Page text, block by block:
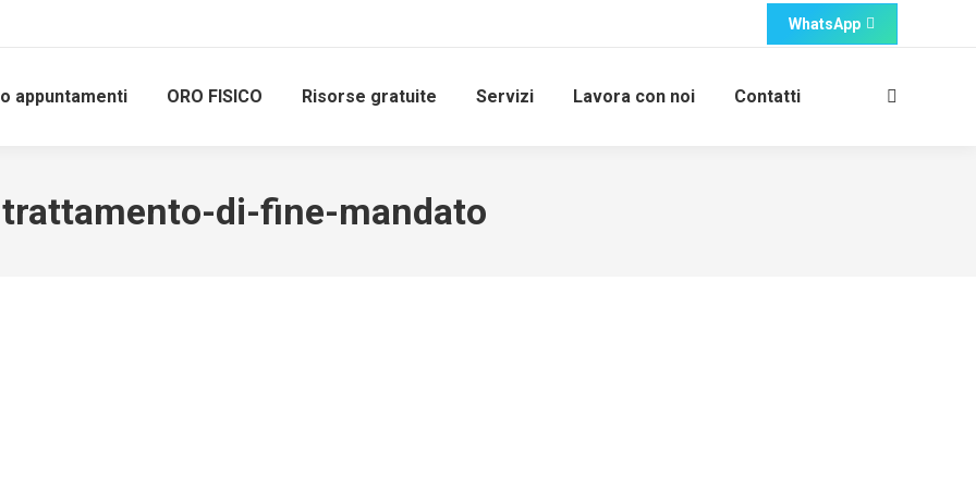
WhatsApp
appuntamenti ORO FISICO Risorse gratuite Servizi Lavora con noi Contatti Cerca:
trattamento-di-fine-mandato